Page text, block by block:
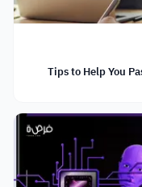
7 Tips to Help You